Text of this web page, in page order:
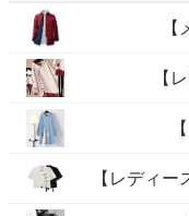
【
【レディ